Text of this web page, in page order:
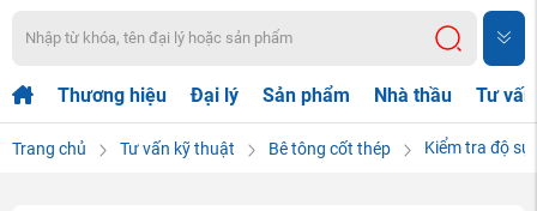
Thương hiệu Đại lý Sản phẩm Nhà thầu Tư
Trang chủ Tư vấn kỹ thuật Bê tông cốt thép Kiểm tra độ